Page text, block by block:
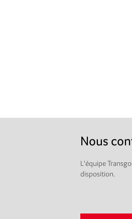
Nous
L'équipe
disposition.